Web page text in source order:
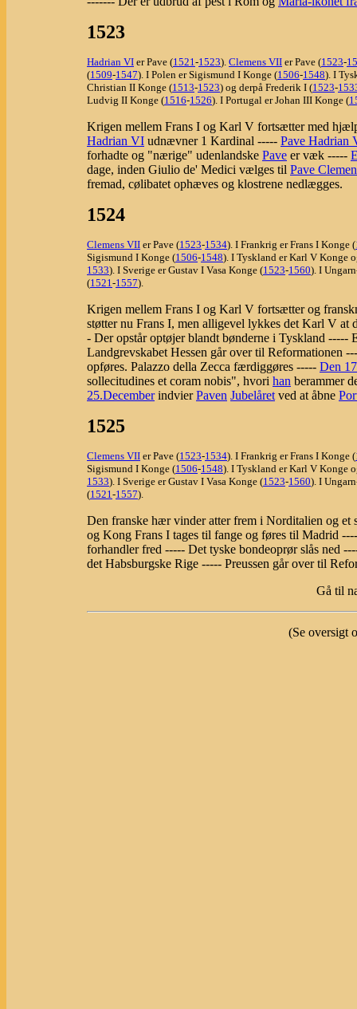
1523
Hadrian VI er Pave (1521-1523). Clemens VII er Pave (1523-
(1509-1547). I Polen er Sigismund I Konge (1506-1548). I
Christian II Konge (1513-1523) og derpå Frederik I (1523-
Ludvig II Konge (1516-1526). I Portugal er Johan III Konge (
Krigen mellem Frans I og Karl V fortsætter med
Hadrian VI udnævner 1 Kardinal ----- Pave Hadrian
forhadte og "nærige" udenlandske Pave er væk -----
dage, inden Giulio de' Medici vælges til Pave
fremad, cølibatet ophæves og klostrene nedlægges.
1524
Clemens VII er Pave (1523-1534). I Frankrig er Frans I Konge (
Sigismund I Konge (1506-1548). I Tyskland er Karl V Konge
1533). I Sverige er Gustav I Vasa Konge (1523-1560). I
(1521-1557).
Krigen mellem Frans I og Karl V fortsætter og
støtter nu Frans I, men alligevel lykkes det Karl V
- Der opstår optøjer blandt bønderne i Tyskland -----
Landgrevskabet Hessen går over til Reformationen
opføres. Palazzo della Zecca færdiggøres ----- Den
sollecitudines et coram nobis", hvori han berammer
25.DecemberindvierPaven Jubelåret ved at åbne
1525
Clemens VII er Pave (1523-1534). I Frankrig er Frans I Konge (
Sigismund I Konge (1506-1548). I Tyskland er Karl V Konge
1533). I Sverige er Gustav I Vasa Konge (1523-1560). I
(1521-1557).
Den franske hær vinder atter frem i Norditalien og
og Kong Frans I tages til fange og føres til Madrid
forhandler fred ----- Det tyske bondeoprør slås ned
det Habsburgske Rige ----- Preussen går over til
Gå til
(Se oversigt